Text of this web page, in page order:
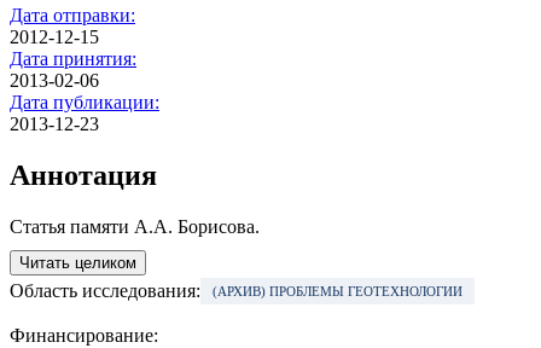
Дата отправки:
2012-12-15
Дата принятия:
2013-02-06
Дата публикации:
2013-12-23
Аннотация
Статья памяти А.А. Борисова.
Читать целиком
Область исследования: (АРХИВ) ПРОБЛЕМЫ ГЕОТЕХНОЛОГИИ
Финансирование: